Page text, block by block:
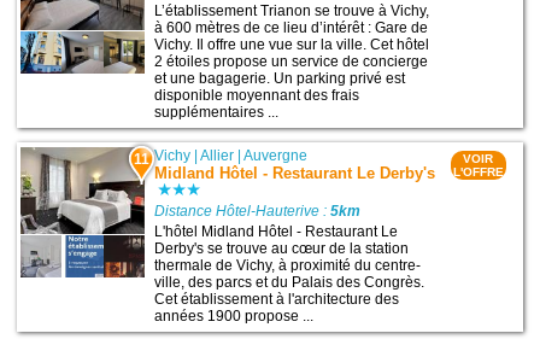
L’établissement Trianon se trouve à Vichy,
à 600 mètres de ce lieu d’intérêt : Gare de
Vichy. Il offre une vue sur la ville. Cet hôtel
2 étoiles propose un service de concierge
et une bagagerie. Un parking privé est
disponible moyennant des frais
supplémentaires ...
11 Vichy |Allier |Auvergne
Midland Hôtel - Restaurant Le Derby's
Distance Hôtel-Hauterive :5km
L'hôtel Midland Hôtel - Restaurant Le
Derby's se trouve au cœur de la station
thermale de Vichy, à proximité du centre-
ville, des parcs et du Palais des Congrès.
Cet établissement à l'architecture des
années 1900 propose ...
VOIR
L'OFFRE